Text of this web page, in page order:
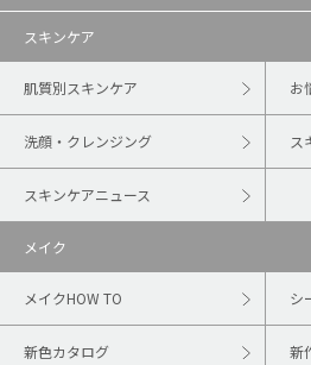
スキンケア
肌質別スキンケア お
洗顔・クレンジング ス
スキンケアニュース
メイク
メイクHOW TO シ
新色カタログ 新